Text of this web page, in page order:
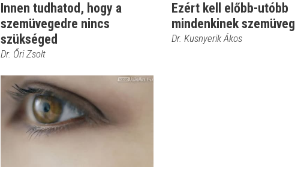
Innen tudhatod, hogy a
szemüvegedre nincs
szükséged
Dr. Őri Zsolt
Ezért kell előbb-utóbb
mindenkinek szemüveg
Dr. Kusnyerik Ákos